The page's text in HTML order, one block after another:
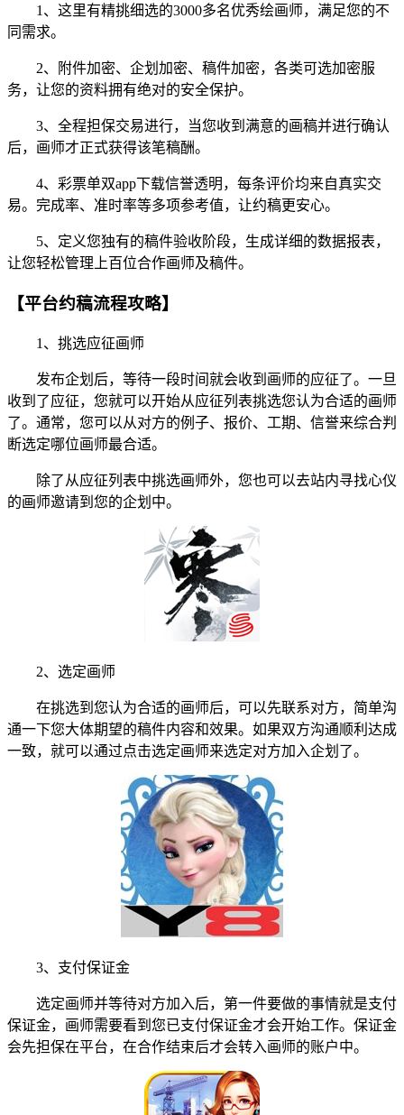
1、这里有精挑细选的3000多名优秀绘画师，满足您的不
同需求。
2、附件加密、企划加密、稿件加密，各类可选加密服
务，让您的资料拥有绝对的安全保护。
3、全程担保交易进行，当您收到满意的画稿并进行确认
后，画师才正式获得该笔稿酬。
4、彩票单双app下载信誉透明，每条评价均来自真实交
易。完成率、准时率等多项参考值，让约稿更安心。
5、定义您独有的稿件验收阶段，生成详细的数据报表，
让您轻松管理上百位合作画师及稿件。
【平台约稿流程攻略】
1、挑选应征画师
发布企划后，等待一段时间就会收到画师的应征了。一旦
收到了应征，您就可以开始从应征列表挑选您认为合适的画师
了。通常，您可以从对方的例子、报价、工期、信誉来综合判
断选定哪位画师最合适。
除了从应征列表中挑选画师外，您也可以去站内寻找心仪
的画师邀请到您的企划中。
2、选定画师
在挑选到您认为合适的画师后，可以先联系对方，简单沟
通一下您大体期望的稿件内容和效果。如果双方沟通顺利达成
一致，就可以通过点击选定画师来选定对方加入企划了。
3、支付保证金
选定画师并等待对方加入后，第一件要做的事情就是支付
保证金，画师需要看到您已支付保证金才会开始工作。保证金
会先担保在平台，在合作结束后才会转入画师的账户中。